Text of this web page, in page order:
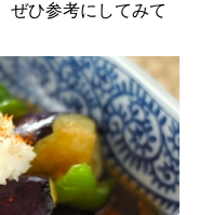
ぜひ参考にしてみて